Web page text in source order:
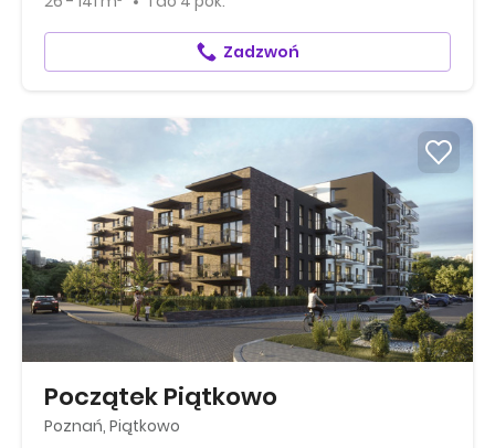
Zadzwoń
Początek Piątkowo
Poznań, Piątkowo